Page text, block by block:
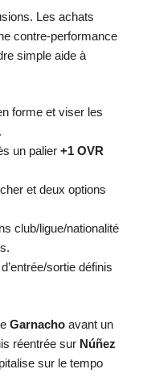
Les achats
contre-performance
simple aide à
forme et viser les
un palier +1 OVR
et deux options
club/ligue/nationalité
sortie définis
Garnacho avant un
réentrée sur Núñez
sur le tempo